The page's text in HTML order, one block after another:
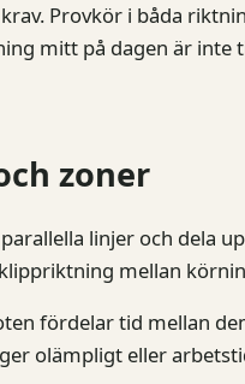
Provkör i båda
mitt på dagen är
zoner
linjer och dela
mellan
fördelar tid mellan
olämpligt eller